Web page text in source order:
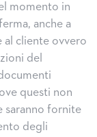
momento in
anche a
al cliente ovvero
del
questi non
saranno fornite
degli